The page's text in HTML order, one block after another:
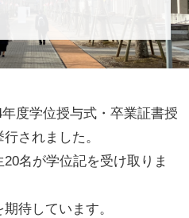
度学位授与式・卒業証書授
されました。
名が学位記を受け取りま
待しています。